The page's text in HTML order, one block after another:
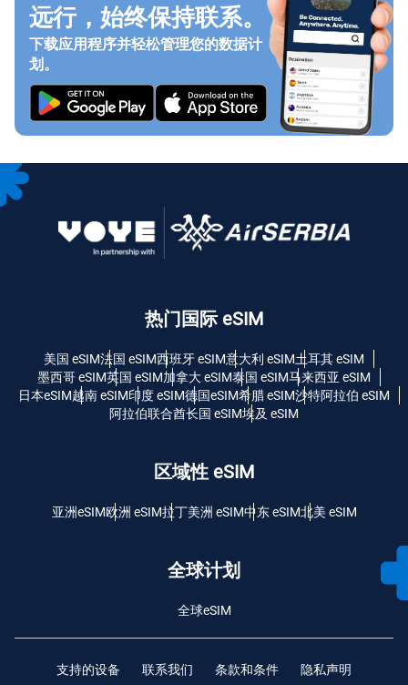
远行，始终保持联系。
下载应用程序并轻松管理您的数据计
划。
热门国际 eSIM
美国 eSIM法国 eSIM西班牙 eSIM意大利 eSIM土耳其 eSIM
墨西哥 eSIM英国 eSIM加拿大 eSIM泰国 eSIM马来西亚 eSIM
日本eSIM越南 eSIM印度 eSIM德国eSIM希腊 eSIM沙特阿拉伯 eSIM
阿拉伯联合酋长国 eSIM埃及 eSIM
区域性 eSIM
亚洲eSIM欧洲 eSIM拉丁美洲 eSIM中东 eSIM北美 eSIM
全球计划
全球eSIM
支持的设备 联系我们 条款和条件 隐私声明